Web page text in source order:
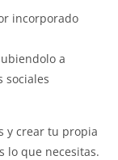
incorporado
a
sociales
y crear tu propia
lo que necesitas.